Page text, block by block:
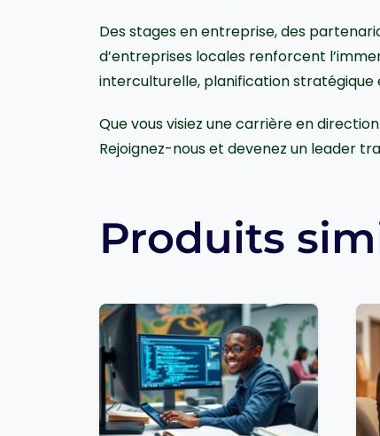
Des stages en entreprise, des
d’entreprises locales renforcent
interculturelle, planification stratégique
Que vous visiez une carrière en
Rejoignez-nous et devenez un leader
Produits